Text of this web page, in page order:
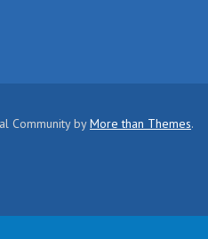
Community byMore than Themes.